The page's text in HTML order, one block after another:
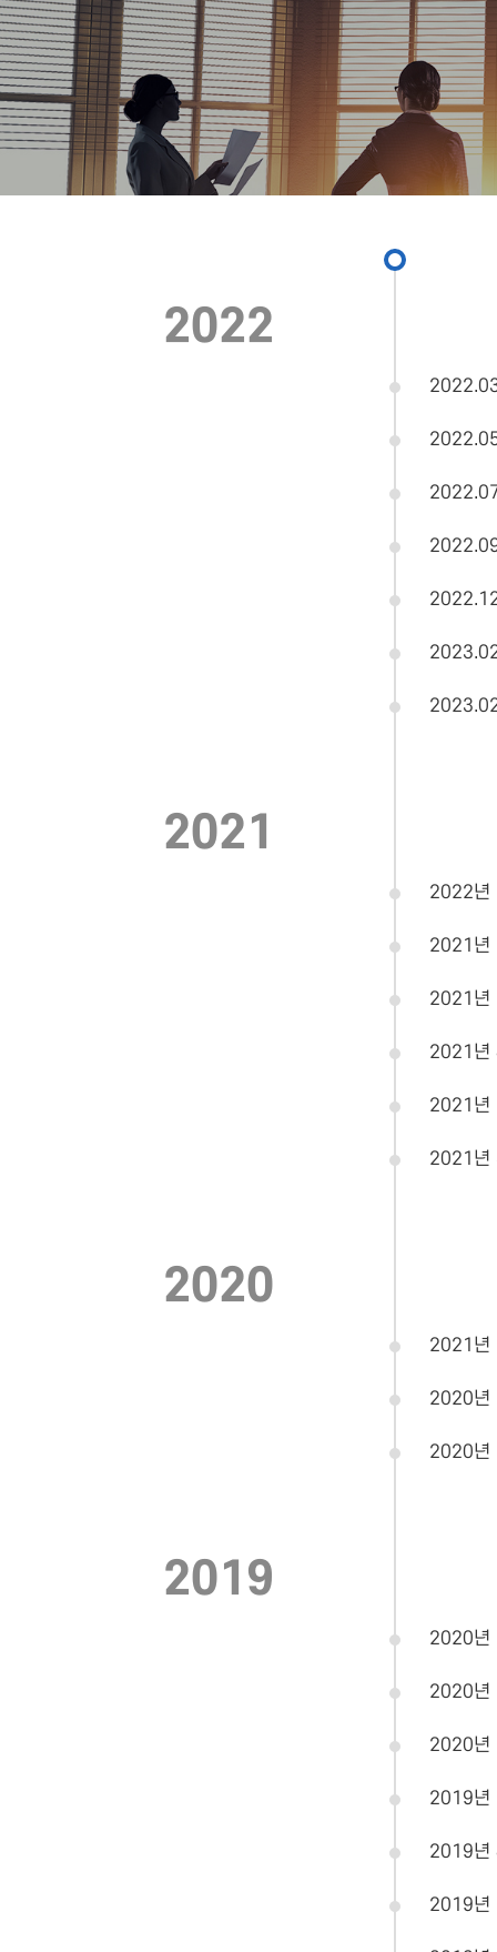
2022
2021
2022년
2021년
2021년
2021년
2021년
2021년
2020
2021년
2020년
2020년
2019
2020년
2020년
2020년
2019년
2019년
2019년